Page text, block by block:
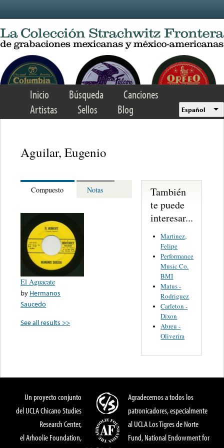
Inicio Búsqueda
Canciones
Artistas
Sellos Blog Español
Aguilar, Eugenio
Compuesto Notas
El Aguacate
by Hermanos
Saucedo
See all results >>
También
te puede
interesar...
Martinez,
Felipe
Performance
Music Co.
BMI
Matus -
Rodriguez
Carleton -
Dixon
Abreu -
Oliverira
Un proyecto conjunto
del UCLA Chicano Studies
Research Center,
el Arhoolie Foundation,
Agradecemos a todos los
patronicadores, especialmente
al UCLA Los Tigres de Norte
Fund, National Endowment for